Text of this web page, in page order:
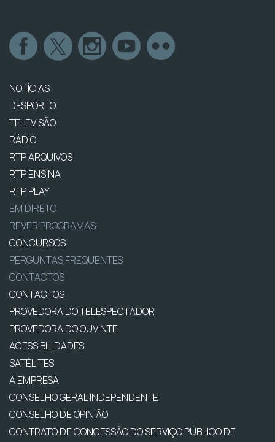
NOTÍCIAS
DESPORTO
TELEVISÃO
RÁDIO
RTP ARQUIVOS
RTP ENSINA
RTP PLAY
EM DIRETO
REVER PROGRAMAS
CONCURSOS
PERGUNTAS FREQUENTES
CONTACTOS
CONTACTOS
PROVEDORA DO TELESPECTADOR
PROVEDORA DO OUVINTE
ACESSIBILIDADES
SATÉLITES
A EMPRESA
CONSELHO GERAL INDEPENDENTE
CONSELHO DE OPINIÃO
CONTRATO DE CONCESSÃO DO SERVIÇO PÚBLICO DE